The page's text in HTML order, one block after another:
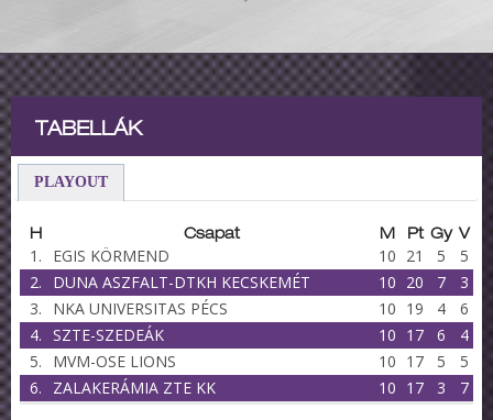
TABELLÁK
PLAYOUT
H Csapat M Pt Gy V
1. EGIS KÖRMEND 10 21 5
5
2.
DUNA ASZFALT-DTKH KECSKEMÉT 10 20 7
3
3.
NKA UNIVERSITAS PÉCS 10 19 4
6
4. SZTE-SZEDEÁK 10 17 6
4
5.
MVM-OSE LIONS 10 17 5
5
6.
ZALAKERÁMIA ZTE KK 10 17 3 7